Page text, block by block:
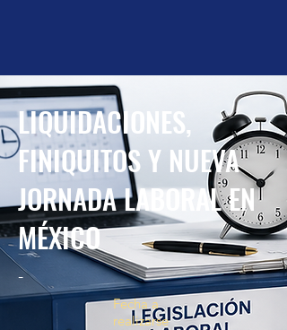
LIQUIDACIONES,
FINIQUITOS Y NUEVA
JORNADA LABORAL EN
MÉXICO
-
Fecha a
realizarse